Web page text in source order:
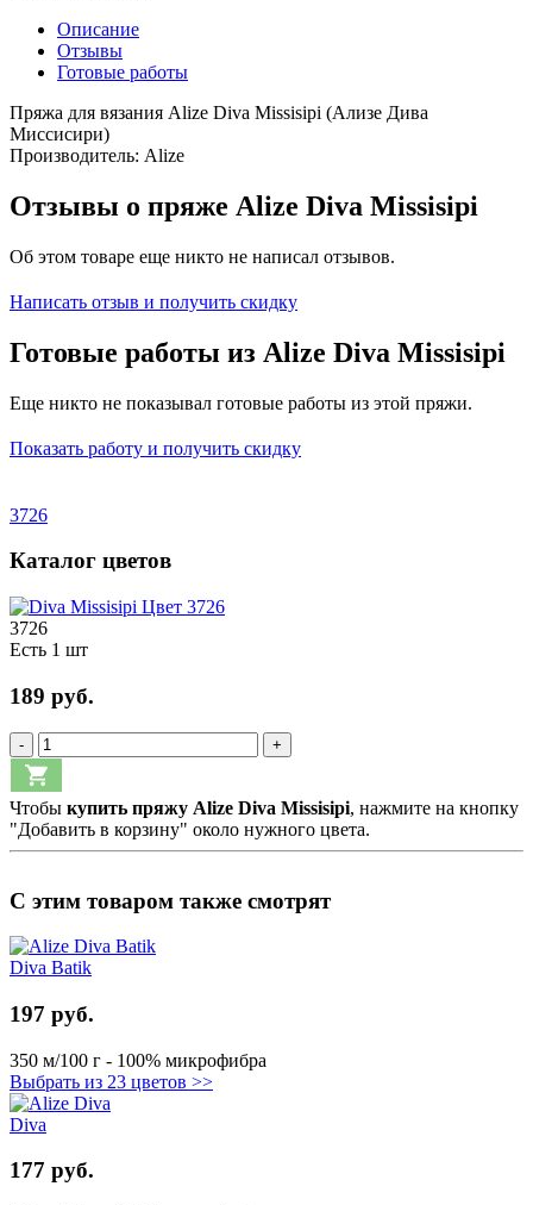
Описание
Отзывы
Готовые работы
Пряжа для вязания Alize Diva Missisipi (Ализе Дива
Миссисири)
Производитель: Alize
Отзывы о пряже Alize Diva Missisipi
Об этом товаре еще никто не написал отзывов.
Написать отзыв и получить скидку
Готовые работы из Alize Diva Missisipi
Еще никто не показывал готовые работы из этой пряжи.
Показать работу и получить скидку
3726
Каталог цветов
3726
Есть 1 шт
189 руб.
- +
Чтобы купить пряжу Alize Diva Missisipi, нажмите на кнопку
"Добавить в корзину" около нужного цвета.
С этим товаром также смотрят
Diva Batik
197 руб.
350 м/100 г - 100% микрофибра
Выбрать из 23 цветов >>
Diva
177 руб.